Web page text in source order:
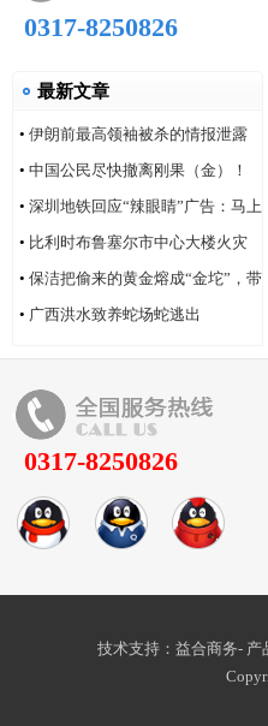
0317-8250826
最新文章
• 伊朗前最高领袖被杀的情报泄露
问题，“很可能仍然存在”
• 中国公民尽快撤离刚果（金）！
• 深圳地铁回应“辣眼睛”广告：马上
改！
• 比利时布鲁塞尔市中心大楼火灾
造成6人死亡
• 保洁把偷来的黄金熔成“金坨”，带
着家人连夜逃跑
• 广西洪水致养蛇场蛇逃出
0317-8250826
技术支持：益合商务-